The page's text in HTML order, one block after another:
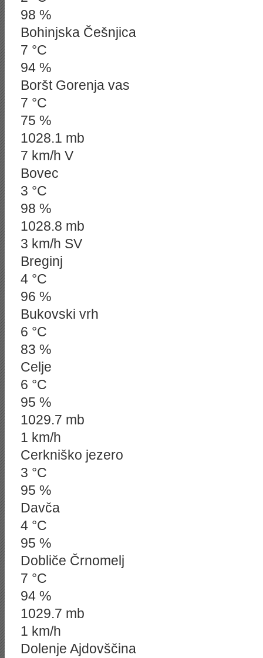
98 %
Bohinjska Češnjica
7 °C
94 %
Boršt Gorenja vas
7 °C
75 %
1028.1 mb
7 km/h V
Bovec
3 °C
98 %
1028.8 mb
3 km/h SV
Breginj
4 °C
96 %
Bukovski vrh
6 °C
83 %
Celje
6 °C
95 %
1029.7 mb
1 km/h
Cerkniško jezero
3 °C
95 %
Davča
4 °C
95 %
Dobliče Črnomelj
7 °C
94 %
1029.7 mb
1 km/h
Dolenje Ajdovščina